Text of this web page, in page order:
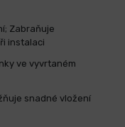
Zabraňuje
instalaci
ve vyvrtaném
snadné vložení